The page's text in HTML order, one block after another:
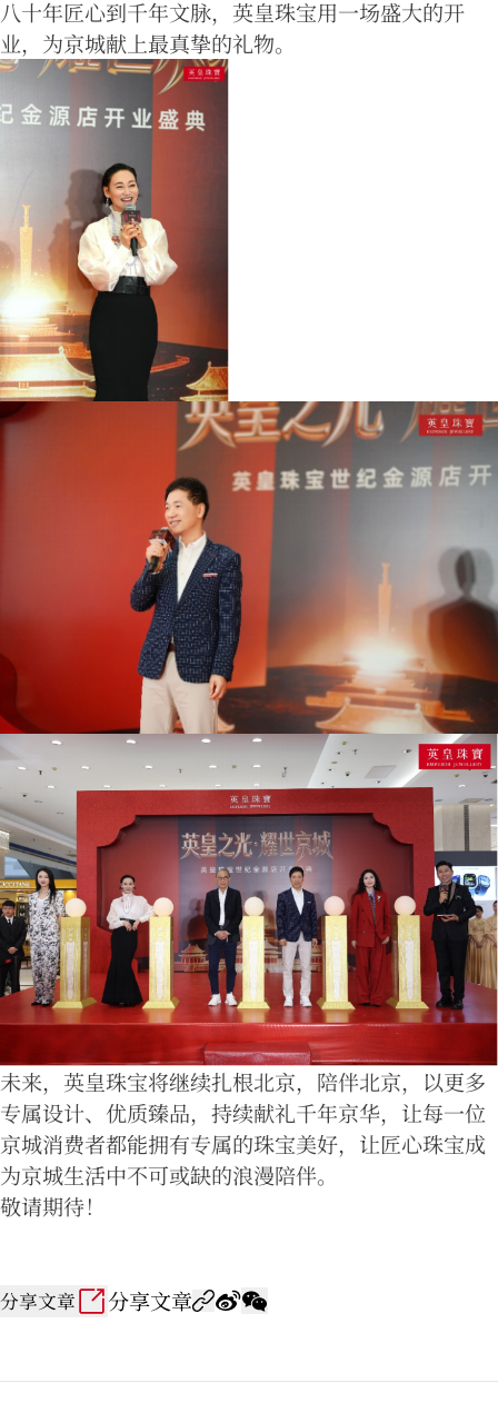
八十年匠心到千年文脉，英皇珠宝用一场盛大的开
业，为京城献上最真挚的礼物。
未来，英皇珠宝将继续扎根北京，陪伴北京，以更多
专属设计、优质臻品，持续献礼千年京华，让每一位
京城消费者都能拥有专属的珠宝美好，让匠心珠宝成
为京城生活中不可或缺的浪漫陪伴。
敬请期待！
分享文章 分享文章